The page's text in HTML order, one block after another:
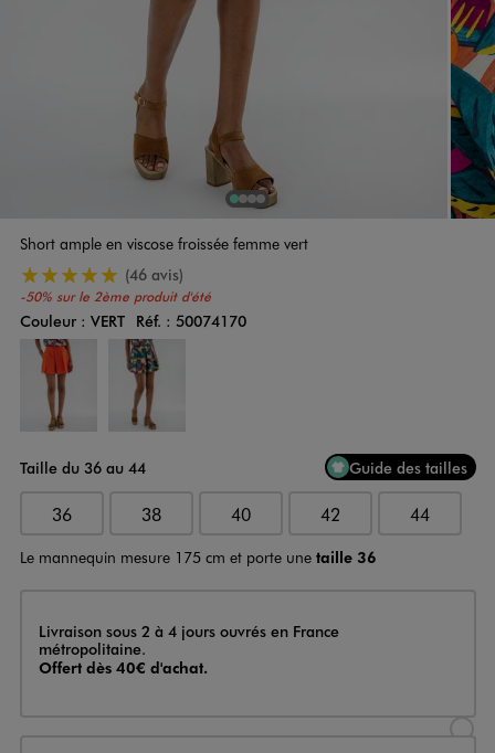
1Sur 4
2Sur 4
3Sur 4
4 Sur 4
Short ample en viscose froissée femme vert
-50% sur le 2ème produit d'été
5/5 de moyenne(46 avis)
Couleur
Couleur : VERT Réf. : 50074170
Choisissez votre Couleur
Taille du 36 au 44 Guide des tailles
36 38 40 42 44
Le mannequin mesure 175 cm et porte une taille 36
Livraison
Livraison sous 2 à 4 jours ouvrés en France
métropolitaine.
Offert dès 40€ d'achat.